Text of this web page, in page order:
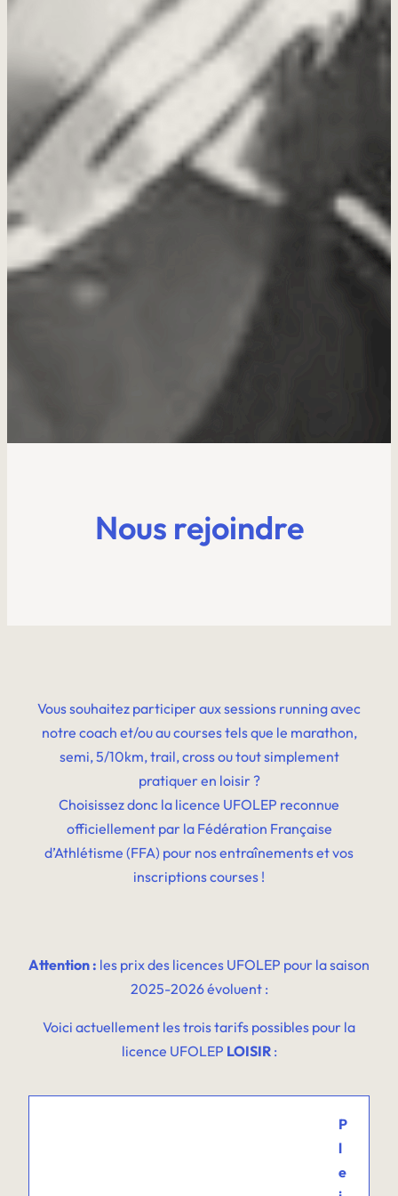
Nous rejoindre
Vous souhaitez participer aux sessions running avec
notre coach et/ou au courses tels que le marathon,
semi, 5/10km, trail, cross ou tout simplement
pratiquer en loisir ?
Choisissez donc la licence UFOLEP reconnue
officiellement par la Fédération Française
d’Athlétisme (FFA) pour nos entraînements et vos
inscriptions courses !
Attention : les prix des licences UFOLEP pour la saison
2025-2026 évoluent :
Voici actuellement les trois tarifs possibles pour la
licence UFOLEP LOISIR:
P
l
e